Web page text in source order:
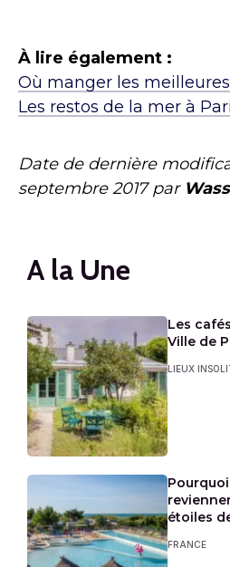
À lire également :
Où manger les
Les restos de la mer à
Date de dernière
septembre 2017par
A la Une
Les
Ville de
LIEUX
étoiles
FRANCE